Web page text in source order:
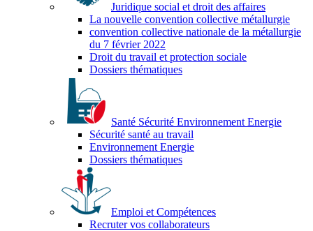
Juridique social et droit des affaires
La nouvelle convention collective métallurgie
convention collective nationale de la métallurgie
du 7 février 2022
Droit du travail et protection sociale
Dossiers thématiques
Santé Sécurité Environnement Energie
Sécurité santé au travail
Environnement Energie
Dossiers thématiques
Emploi et Compétences
Recruter vos collaborateurs